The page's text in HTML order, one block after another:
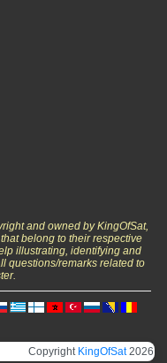
and owned by KingOfSat,
belong to their respective
illustrating, identifying and
questions/remarks related to
Copyright KingOfSat2026